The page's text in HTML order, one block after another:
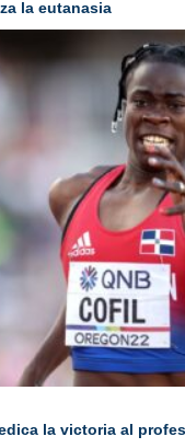
la eutanasia
la victoria al